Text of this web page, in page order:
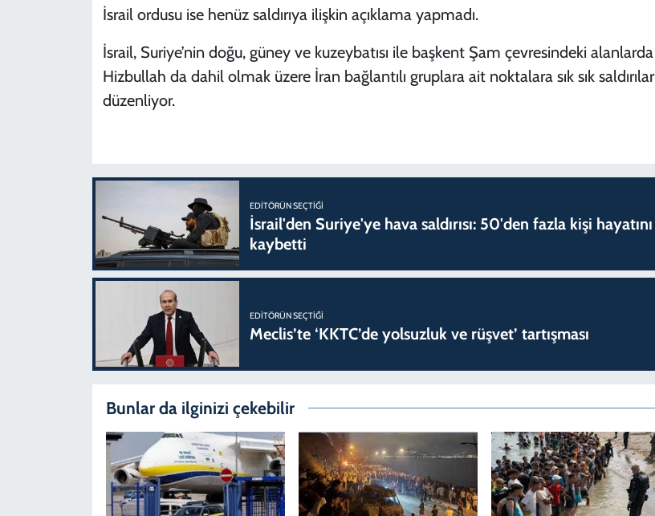
İsrail ordusu ise henüz saldırıya ilişkin açıklama yapmadı.
İsrail, Suriye’nin doğu, güney ve kuzeybatısı ile başkent Şam çevresindeki alanlarda
Hizbullah da dahil olmak üzere İran bağlantılı gruplara ait noktalara sık sık saldırılar
düzenliyor.
EDITÖRÜN SEÇTIĞI
İsrail'den Suriye'ye hava saldırısı: 50'den fazla kişi hayatını
kaybetti
EDITÖRÜN SEÇTIĞI
Meclis’te ‘KKTC’de yolsuzluk ve rüşvet’ tartışması
Bunlar da ilginizi çekebilir